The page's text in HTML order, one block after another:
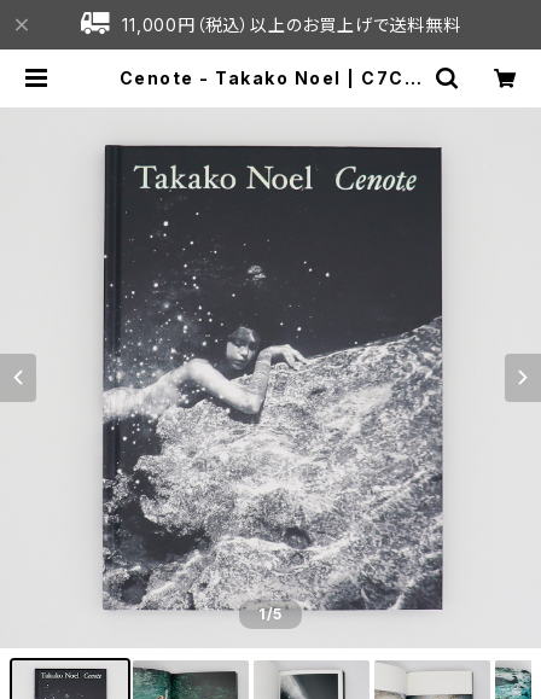
11,000円（税込）以上のお買上げで送料無料
Cenote - Takako Noel | C7C o
1/5